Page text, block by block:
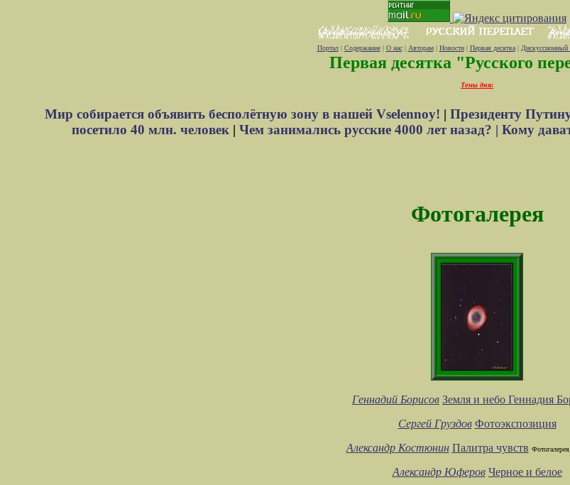
Портал| Содержание| О нас| Авторам| Новости| Первая десятка| Дискуссионный
Первая десятка "Русского
Темы дня:
Мир собирается объявить бесполётную зону в нашей Vselennoy! | Президенту
посетило 40 млн. человек| Чем занимались русские 4000 лет назад? | Кому
Фотогалерея
Геннадий Борисов Земля и небо Геннадия
Сергей Груздов Фотоэкспозиция
Александр Костюнин Палитра чувств
Александр Юферов Черное и белое